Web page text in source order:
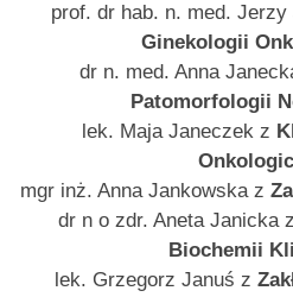
prof. dr hab. n. med.
Ginekologii
dr n. med. Anna
Patomorfologii
lek. Maja Janeczek z
mgr inż. Anna Jankowska z
dr n o zdr. Aneta Janicka z
Biochemii
lek. Grzegorz Januś z